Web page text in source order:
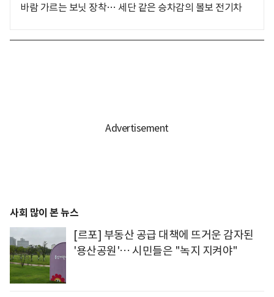
바람 가르는 보닛 장착… 세단 같은 승차감의 볼보 전기차
사회 많이 본 뉴스
[르포] 부동산 공급 대책에 뜨거운 감자된
'용산공원'… 시민들은 "녹지 지켜야"